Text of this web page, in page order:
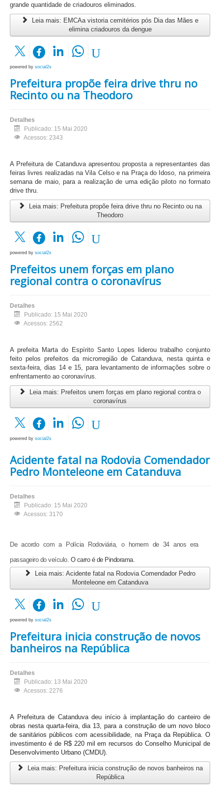
grande quantidade de criadouros eliminados.
Leia mais: EMCAa vistoria cemitérios pós Dia das Mães e
elimina criadouros da dengue
powered by social2s
Prefeitura propõe feira drive thru no
Recinto ou na Theodoro
Detalhes
Publicado: 15 Mai 2020
Acessos: 2343
A Prefeitura de Catanduva apresentou proposta a representantes das
feiras livres realizadas na Vila Celso e na Praça do Idoso, na primeira
semana de maio, para a realização de uma edição piloto no formato
drive thru.
Leia mais: Prefeitura propõe feira drive thru no Recinto ou na
Theodoro
powered by social2s
Prefeitos unem forças em plano
regional contra o coronavírus
Detalhes
Publicado: 15 Mai 2020
Acessos: 2562
A prefeita Marta do Espírito Santo Lopes liderou trabalho conjunto
feito pelos prefeitos da microrregião de Catanduva, nesta quinta e
sexta-feira, dias 14 e 15, para levantamento de informações sobre o
enfrentamento ao coronavírus.
Leia mais: Prefeitos unem forças em plano regional contra o
coronavírus
powered by social2s
Acidente fatal na Rodovia Comendador
Pedro Monteleone em Catanduva
Detalhes
Publicado: 15 Mai 2020
Acessos: 3170
De acordo com a Polícia Rodoviária, o homem de 34 anos era
passageiro do veículo. O carro é de Pindorama.
Leia mais: Acidente fatal na Rodovia Comendador Pedro
Monteleone em Catanduva
powered by social2s
Prefeitura inicia construção de novos
banheiros na República
Detalhes
Publicado: 13 Mai 2020
Acessos: 2276
A Prefeitura de Catanduva deu início à implantação do canteiro de
obras nesta quarta-feira, dia 13, para a construção de um novo bloco
de sanitários públicos com acessibilidade, na Praça da República. O
investimento é de R$ 220 mil em recursos do Conselho Municipal de
Desenvolvimento Urbano (CMDU).
Leia mais: Prefeitura inicia construção de novos banheiros na
República